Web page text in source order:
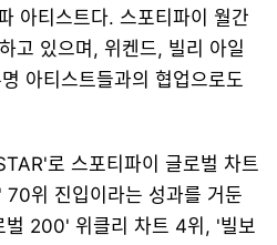
아티스트다. 스포티파이 월간
고 있으며, 위켄드, 빌리 아일
아티스트들과의 협업으로도
로 스포티파이 글로벌 차트
위 진입이라는 성과를 거둔
벌 200' 위클리 차트 4위, '빌보